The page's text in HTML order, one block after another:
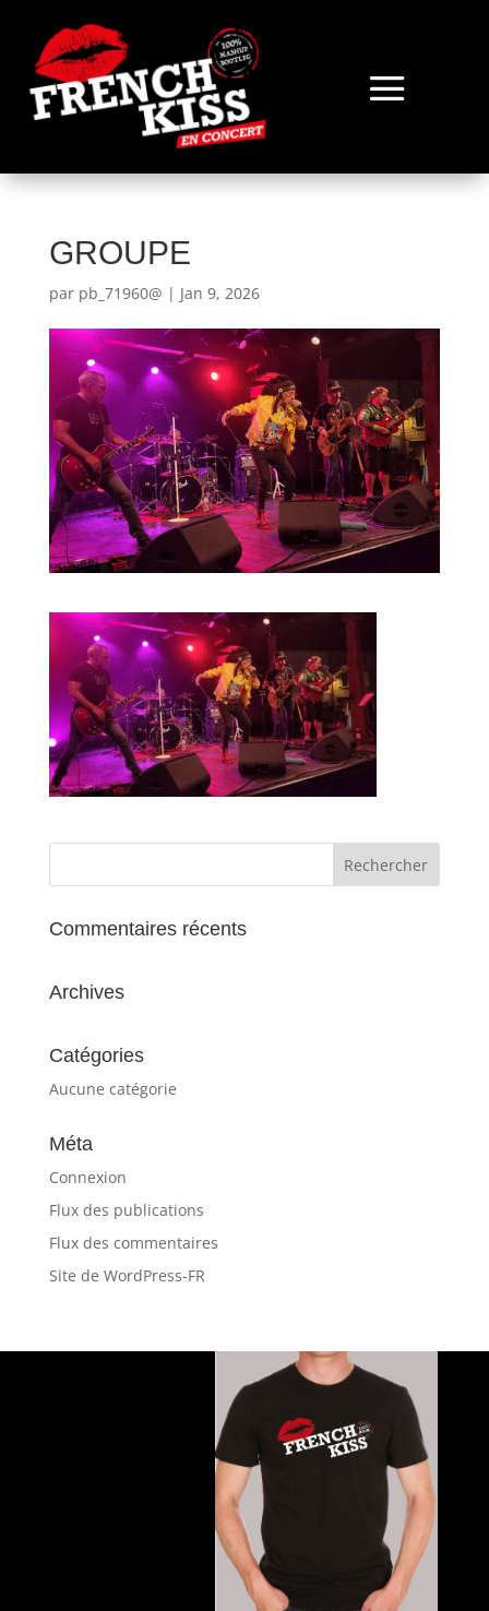
GROUPE
par pb_71960@ | Jan 9, 2026
Commentaires récents
Archives
Catégories
Aucune catégorie
Méta
Connexion
Flux des publications
Flux des commentaires
Site de WordPress-FR